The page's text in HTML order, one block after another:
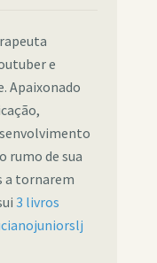
e
Apaixonado
rumo de sua
a tornarem
3 livros